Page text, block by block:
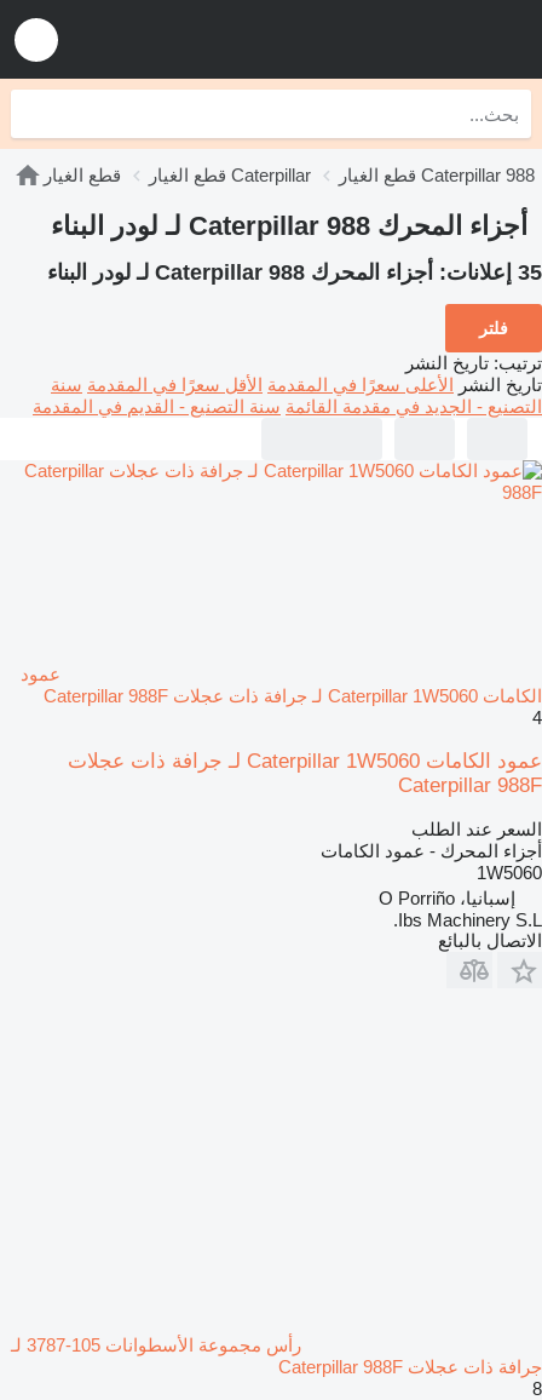
قطع الغيار قطع الغيار Caterpillar قطع الغيار Caterpillar 988
أجزاء المحرك Caterpillar 988 لـ لودر البناء
35 إعلانات: أجزاء المحرك Caterpillar 988 لـ لودر البناء
فلتر
ترتيب: تاريخ النشر
تاريخ النشر الأعلى سعرًا في المقدمة الأقل سعرًا في المقدمة سنة
التصنيع - الجديد في مقدمة القائمة سنة التصنيع - القديم في المقدمة
عمود
الكامات Caterpillar 1W5060 لـ جرافة ذات عجلات Caterpillar 988F
4
عمود الكامات Caterpillar 1W5060 لـ جرافة ذات عجلات
Caterpillar 988F
السعر عند الطلب
أجزاء المحرك - عمود الكامات
1W5060
إسبانيا، O Porriño
Ibs Machinery S.L.
الاتصال بالبائع
رأس مجموعة الأسطوانات 105-3787 لـ
جرافة ذات عجلات Caterpillar 988F
8